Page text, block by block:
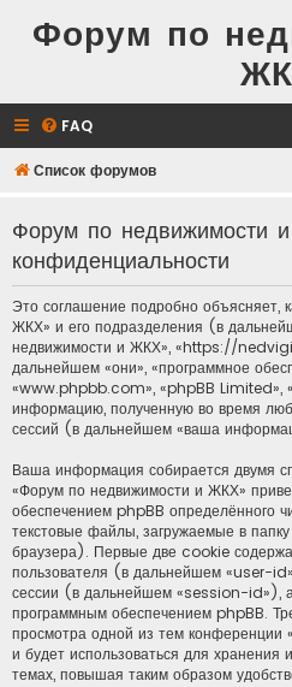
Форум по
FAQ
Список форумов
Форум по недвижимости
конфиденциальности
Это соглашение подробно объясняет,
ЖКХ» и его подразделения (в
недвижимости и ЖКХ», «https://
дальнейшем «они», «программное
«www.phpbb.com», «phpBB Limited»,
информацию, полученную во время
сессий (в дальнейшем «ваша
Ваша информация собирается двумя
«Форум по недвижимости и ЖКХ»
обеспечением phpBB определённого
текстовые файлы, загружаемые в
браузера). Первые две cookie
пользователя (в дальнейшем «user-
сессии (в дальнейшем «session-id»),
программным обеспечением phpBB.
просмотра одной из тем
и будет использоваться для
темах, повышая таким образом